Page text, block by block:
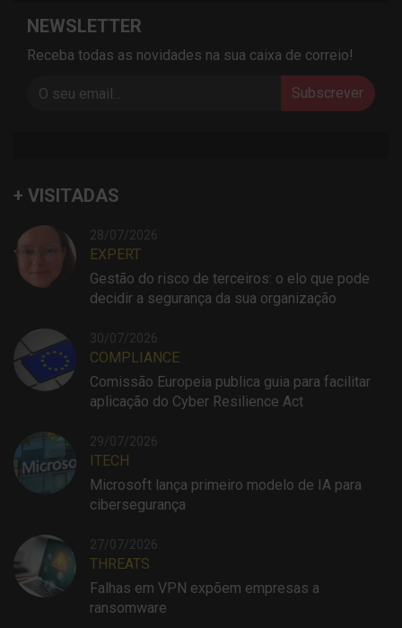
NEWSLETTER
Receba todas as novidades na sua caixa de correio!
Subscrever
+ VISITADAS
28/07/2026
EXPERT
Gestão do risco de terceiros: o elo que pode
decidir a segurança da sua organização
30/07/2026
COMPLIANCE
Comissão Europeia publica guia para facilitar
aplicação do Cyber Resilience Act
29/07/2026
ITECH
Microsoft lança primeiro modelo de IA para
cibersegurança
27/07/2026
THREATS
Falhas em VPN expõem empresas a
ransomware